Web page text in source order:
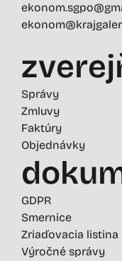
Správy
Zmluvy
Faktúry
Objednávky
GDPR
Smernice
Zriaďovacia listina
Výročné správy